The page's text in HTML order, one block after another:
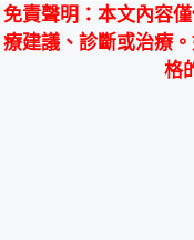
免責聲明 ：本文內容
療建議、診斷或治療
格